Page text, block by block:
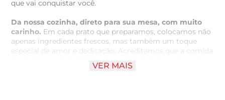
que vai conquistar você.
Da nossa cozinha, direto para sua mesa, com muito
carinho. Em cada prato que preparamos, colocamos não
apenas ingredientes frescos, mas também um toque
especial de amor e dedicação. Acreditamos que a comida
é uma forma de carinho, e é por isso que nos esforçamos
para oferecer uma experiência única a cada refeição.
VER MAIS